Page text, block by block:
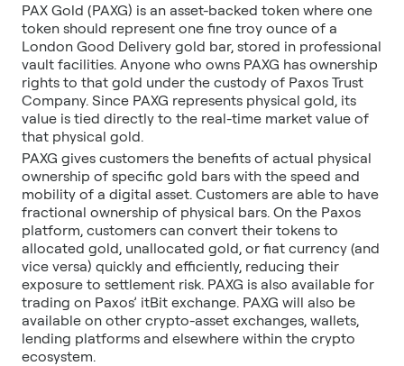
PAX Gold (PAXG) is an asset-backed token where one
token should represent one fine troy ounce of a
London Good Delivery gold bar, stored in professional
vault facilities. Anyone who owns PAXG has ownership
rights to that gold under the custody of Paxos Trust
Company. Since PAXG represents physical gold, its
value is tied directly to the real-time market value of
that physical gold.
PAXG gives customers the benefits of actual physical
ownership of specific gold bars with the speed and
mobility of a digital asset. Customers are able to have
fractional ownership of physical bars. On the Paxos
platform, customers can convert their tokens to
allocated gold, unallocated gold, or fiat currency (and
vice versa) quickly and efficiently, reducing their
exposure to settlement risk. PAXG is also available for
trading on Paxos’ itBit exchange. PAXG will also be
available on other crypto-asset exchanges, wallets,
lending platforms and elsewhere within the crypto
ecosystem.